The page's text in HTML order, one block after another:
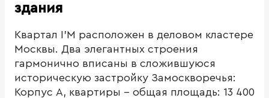
здания
Квартал I’M расположен в деловом кластере
Москвы. Два элегантных строения
гармонично вписаны в сложившуюся
историческую застройку Замоскворечья:
Корпус А, квартиры - общая площадь: 13 400